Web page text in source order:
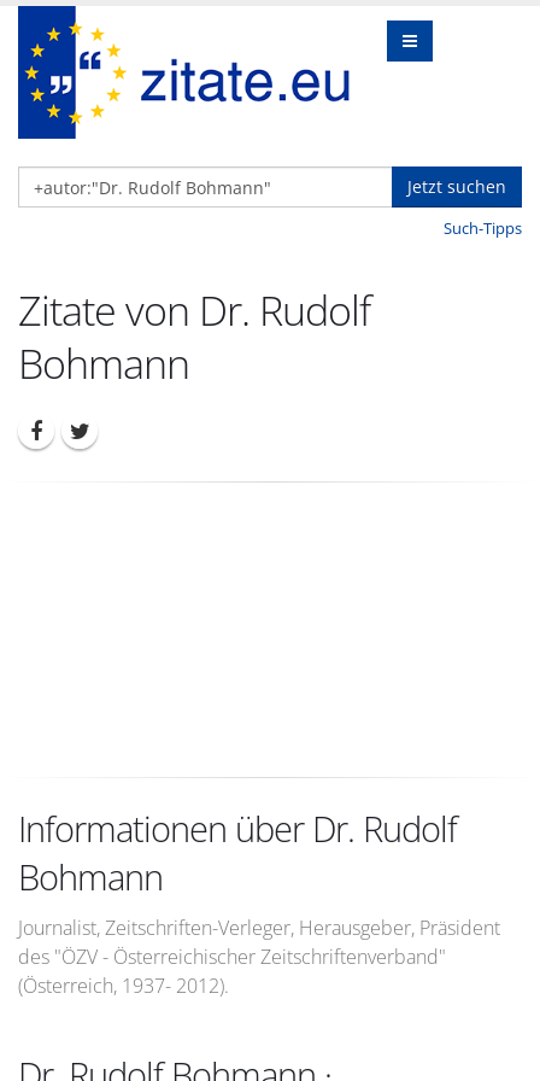
Jetzt suchen
Such-Tipps
Zitate von Dr. Rudolf
Bohmann
Informationen über Dr. Rudolf
Bohmann
Journalist, Zeitschriften-Verleger, Herausgeber, Präsident
des "ÖZV - Österreichischer Zeitschriftenverband"
(Österreich, 1937- 2012).